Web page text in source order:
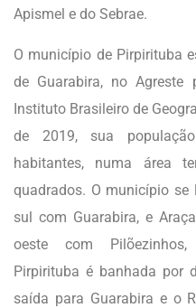
Apismel e do Sebrae.
O município de Pirpirituba
de Guarabira, no
Instituto Brasileiro de
de 2019, sua
habitantes, numa área
quadrados. O município
sul com Guarabira, e
oeste com
Pirpirituba é banhada por
saída para Guarabira e o